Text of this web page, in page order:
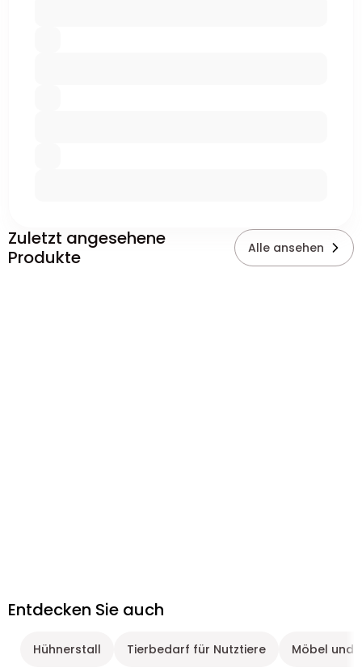
Zuletzt angesehene
Produkte
Alle ansehen
Entdecken Sie auch
Hühnerstall Tierbedarf für Nutztiere Möbel und